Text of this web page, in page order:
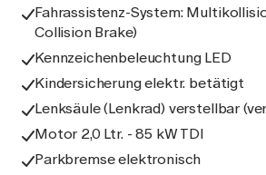
Fahrassistenz-System:
Collision Brake)
Kennzeichenbeleuchtung LED
Kindersicherung elektr. betätigt
Lenksäule (Lenkrad) verstellbar
Motor 2,0 Ltr. - 85 kW TDI
Parkbremse elektronisch